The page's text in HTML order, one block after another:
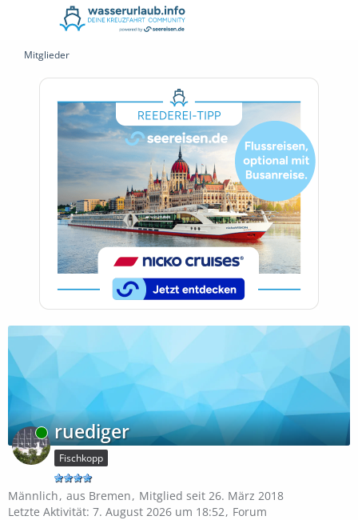
Mitglieder
Online ruediger
Fischkopp
Männlich aus Bremen
Mitglied seit 26. März 2018
Letzte Aktivität: 7. August 2026 um 18:52 Forum